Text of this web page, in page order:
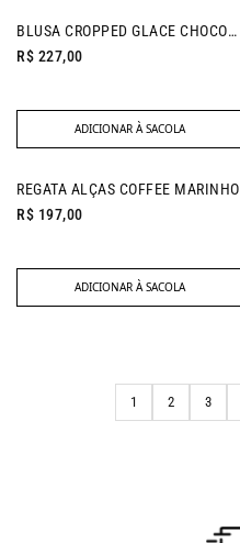
BLUSA CROPPED GLACE CHOCOLATE
R$ 227,00
ADICIONAR À SACOLA
REGATA ALÇAS COFFEE MARINHO
R$ 197,00
ADICIONAR À SACOLA
1 2 3